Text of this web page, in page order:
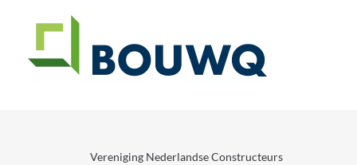
Vereniging Nederlandse Constructeurs